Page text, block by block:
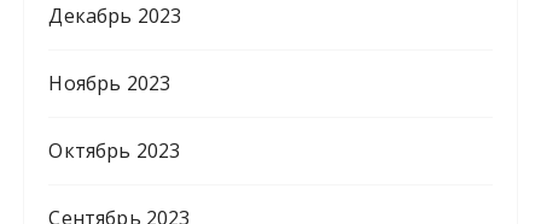
Декабрь 2023
Ноябрь 2023
Октябрь 2023
Сентябрь 2023